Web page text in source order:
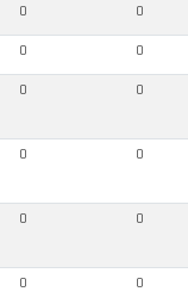
0 0
0 0
0 0
0 0
0 0
0 0